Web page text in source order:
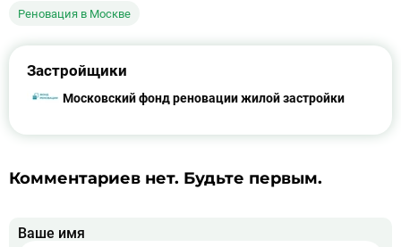
Реновация в Москве
Застройщики
Московский фонд реновации жилой застройки
Комментариев нет. Будьте первым.
Ваше имя